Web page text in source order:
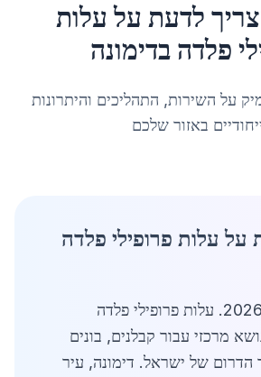
לדעת עלעלות
פלדה בדימונה
על השירות, התהליכים והיתרונות
באזור שלכם
על עלות פרופילי פלדה
מעודכן לאפריל 2026. עלות פרופילי פלדה
מרכזי עבור קבלנים, בונים
הדרום של ישראל. דימונה, עיר